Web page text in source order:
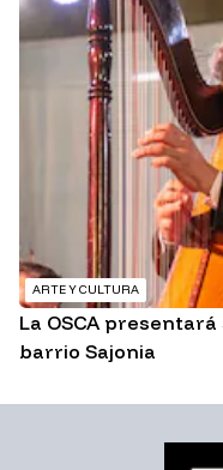
ARTE Y CULTURA
La OSCA
barrio Sajonia